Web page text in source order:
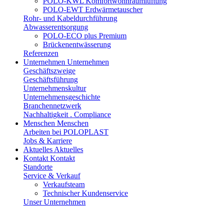
POLO-EWT Erdwärmetauscher
Rohr- und Kabeldurchführung
Abwasserentsorgung
POLO-ECO plus Premium
Brückenentwässerung
Referenzen
Unternehmen Unternehmen
Geschäftszweige
Geschäftsführung
Unternehmenskultur
Unternehmensgeschichte
Branchennetzwerk
Nachhaltigkeit . Compliance
Menschen Menschen
Arbeiten bei POLOPLAST
Jobs & Karriere
Aktuelles Aktuelles
Kontakt Kontakt
Standorte
Service & Verkauf
Verkaufsteam
Technischer Kundenservice
Unser Unternehmen